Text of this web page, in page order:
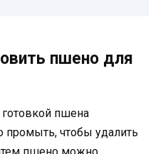
пшено для
пшена
промыть, чтобы удалить